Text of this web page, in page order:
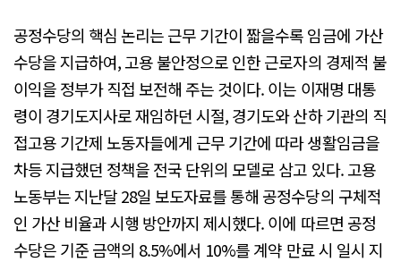
공정수당의 핵심 논리는 근무 기간이 짧을수록 임금에 가산
수당을 지급하여, 고용 불안정으로 인한 근로자의 경제적 불
이익을 정부가 직접 보전해 주는 것이다. 이는 이재명 대통
령이 경기도지사로 재임하던 시절, 경기도와 산하 기관의 직
접고용 기간제 노동자들에게 근무 기간에 따라 생활임금을
차등 지급했던 정책을 전국 단위의 모델로 삼고 있다. 고용
노동부는 지난달 28일 보도자료를 통해 공정수당의 구체적
인 가산 비율과 시행 방안까지 제시했다. 이에 따르면 공정
수당은 기준 금액의 8.5%에서 10%를 계약 만료 시 일시 지